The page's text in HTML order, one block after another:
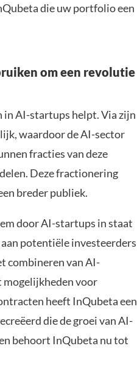
die uw portfolio een
om een revolutie
AI-startups helpt. Via zijn
waardoor de AI-sector
fracties van deze
Deze fractionering
breder publiek.
door AI-startups in staat
aan potentiële investeerders
combineren van AI-
mogelijkheden voor
heeft InQubeta een
die de groei van AI-
behoort InQubeta nu tot